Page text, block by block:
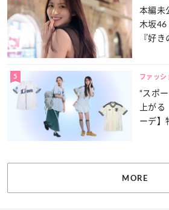
本編未
木坂
『好
5 ファッシ
“スポ
上が
ーデ】
MORE